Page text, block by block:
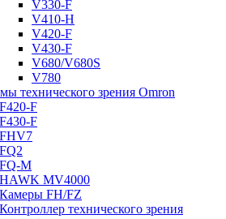
V330-F
V410-H
V420-F
V430-F
V680/V680S
V780
технического зрения Omron
F420-F
F430-F
FHV7
FQ2
FQ-M
HAWK MV4000
Камеры FH/FZ
Контроллер технического зрения